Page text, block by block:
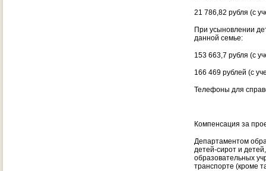
21 786,82 рубля (с
При усыновлении
данной семье:
153 663,7 рубля (с
166 469 рублей (с
Телефоны для
Компенсация за
Департаментом
детей-сирот и
образовательных
транспорте (кроме